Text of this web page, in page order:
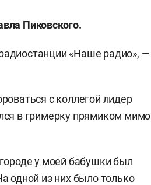
Пиковского.
«Наше радио», —
с коллегой лидер
в гримерку прямиком мимо
у моей бабушки был
одной из них было только